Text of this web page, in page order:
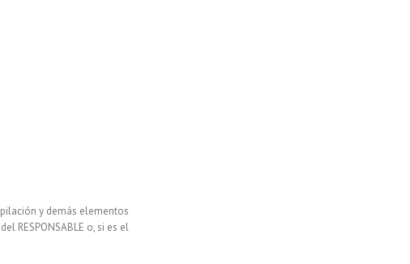
y demás elementos
RESPONSABLE o, si es el